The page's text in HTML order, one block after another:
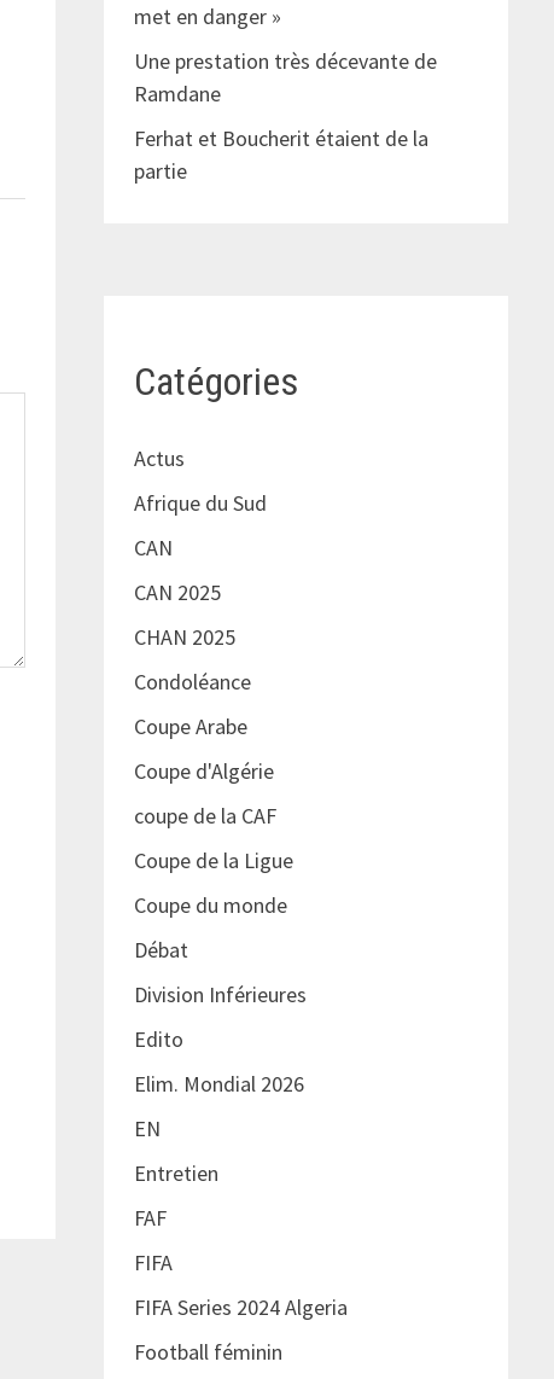
met en danger »
Une prestation très décevante de
Ramdane
Ferhat et Boucherit étaient de la
partie
Catégories
Actus
Afrique du Sud
CAN
CAN 2025
CHAN 2025
Condoléance
Coupe Arabe
Coupe d'Algérie
coupe de la CAF
Coupe de la Ligue
Coupe du monde
Débat
Division Inférieures
Edito
Elim. Mondial 2026
EN
Entretien
FAF
FIFA
FIFA Series 2024 Algeria
Football féminin